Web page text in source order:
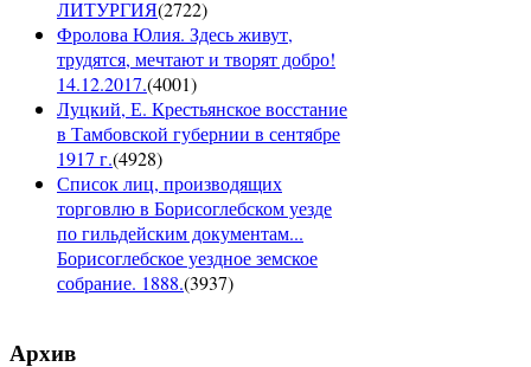
ЛИТУРГИЯ(2722)
Фролова Юлия. Здесь живут,
трудятся, мечтают и творят добро!
14.12.2017.(4001)
Луцкий, Е. Крестьянское восстание
в Тамбовской губернии в сентябре
1917 г.(4928)
Список лиц, производящих
торговлю в Борисоглебском уезде
по гильдейским документам...
Борисоглебское уездное земское
собрание. 1888.(3937)
Архив